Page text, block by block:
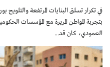
في تكرار تسلق البنايات المرتفعة والتلويح
بتجربة المواطن المريرة مع المؤسسات
العمودي، كان قد...